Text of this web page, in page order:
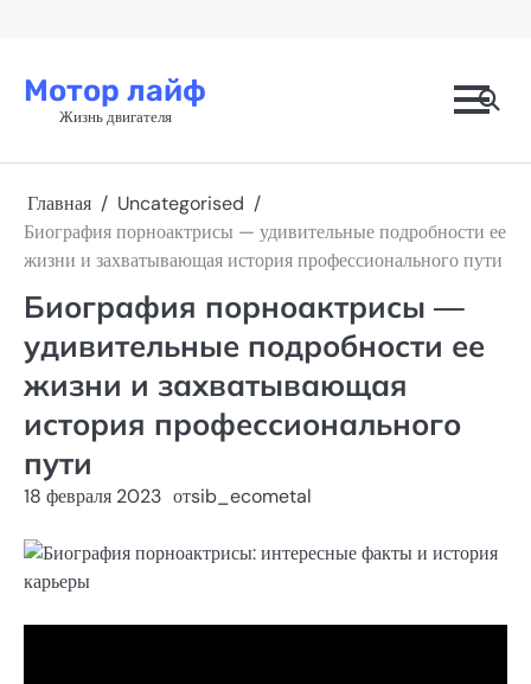
Мотор лайф
Жизнь двигателя
Главная
Uncategorised
Биография порноактрисы — удивительные подробности ее
жизни и захватывающая история профессионального пути
Биография порноактрисы —
удивительные подробности ее
жизни и захватывающая
история профессионального
пути
18 февраля 2023 отsib_ecometal